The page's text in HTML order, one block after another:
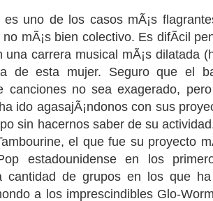
es uno de los casos mÃ¡s
mÃ¡s bien colectivo. Es difÃ­cil
una carrera musical mÃ¡s dilatada
de esta mujer. Seguro que el
canciones no sea exagerado,
ido agasajÃ¡ndonos con sus
sin hacernos saber de su
, el que fue su proyecto
estadounidense en los
cantidad de grupos en los que
a los imprescindibles Glo-